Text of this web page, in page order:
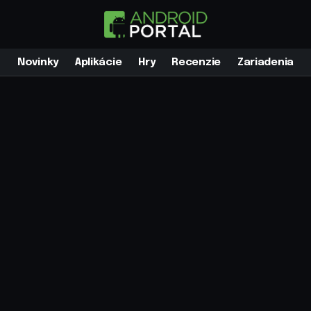
Novinky Aplikácie Hry Recenzie Zariadenia